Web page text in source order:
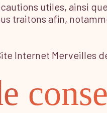
utiles, ainsi
traitons afin,
Internet Merveilles